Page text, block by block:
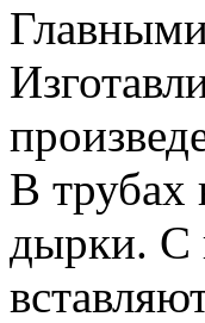
В трубах
дырки. С